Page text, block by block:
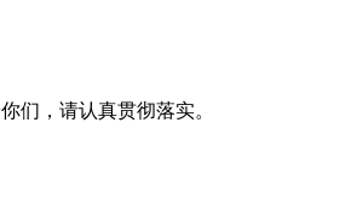
们，请认真贯彻落实。